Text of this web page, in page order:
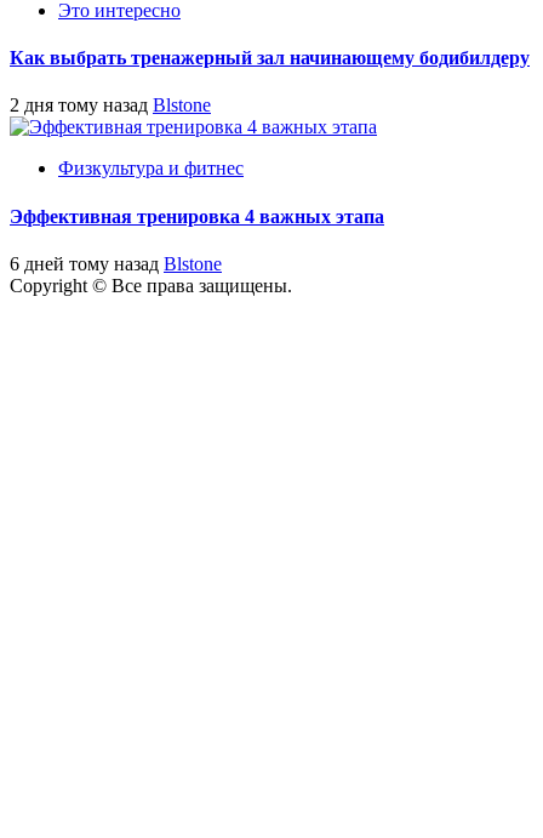
Это интересно
Как выбрать тренажерный зал начинающему бодибилдеру
2 дня тому назад Blstone
Физкультура и фитнес
Эффективная тренировка 4 важных этапа
6 дней тому назад Blstone
Copyright © Все права защищены.